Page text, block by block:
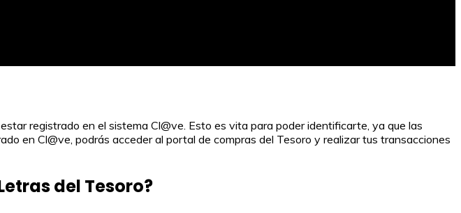
registrado en el sistema Cl@ve. Esto es vita para poder identificarte, ya que las
en Cl@ve, podrás acceder al portal de compras del Tesoro y realizar tus transacciones
del Tesoro?